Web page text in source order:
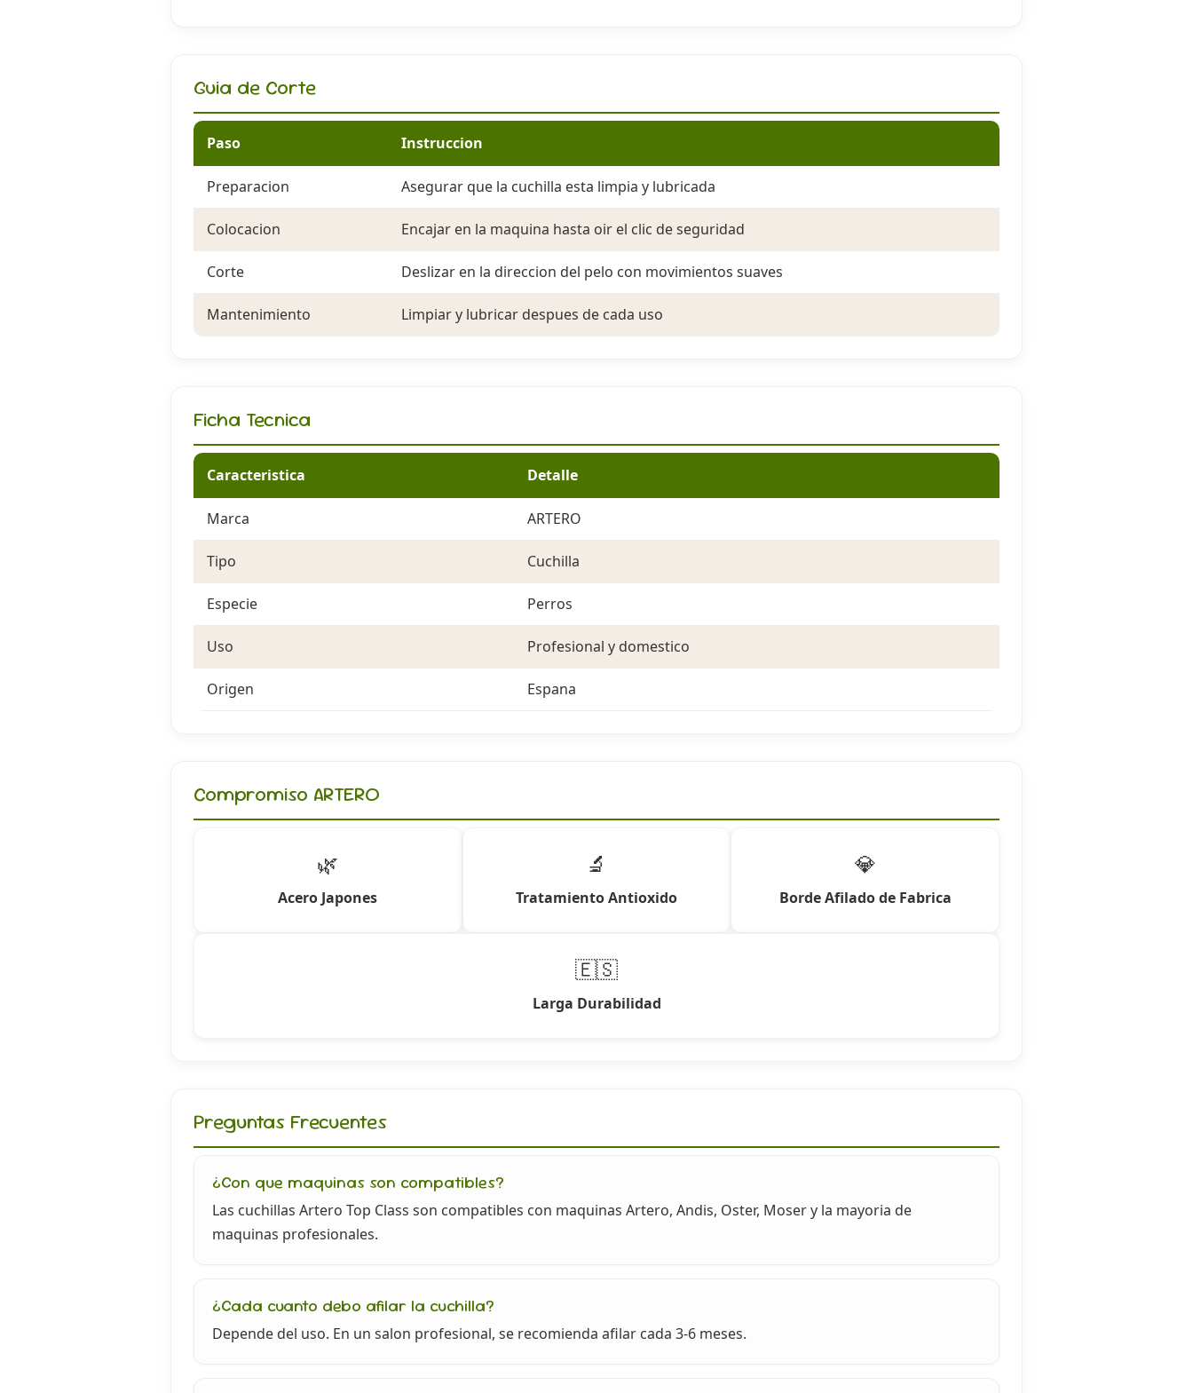
Guia de Corte
Paso Instruccion
Preparacion Asegurar que la cuchilla esta limpia y lubricada
Colocacion Encajar en la maquina hasta oir el clic de seguridad
Corte Deslizar en la direccion del pelo con movimientos suaves
Mantenimiento Limpiar y lubricar despues de cada uso
Ficha Tecnica
Caracteristica Detalle
Marca ARTERO
Tipo Cuchilla
Especie Perros
Uso Profesional y domestico
Origen Espana
Compromiso ARTERO
🌿
Acero Japones
🔬
Tratamiento Antioxido
💎
Borde Afilado de Fabrica
🇪🇸
Larga Durabilidad
Preguntas Frecuentes
¿Con que maquinas son compatibles?
Las cuchillas Artero Top Class son compatibles con maquinas Artero, Andis, Oster, Moser y la mayoria de
maquinas profesionales.
¿Cada cuanto debo afilar la cuchilla?
Depende del uso. En un salon profesional, se recomienda afilar cada 3-6 meses.